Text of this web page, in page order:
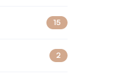
15
2